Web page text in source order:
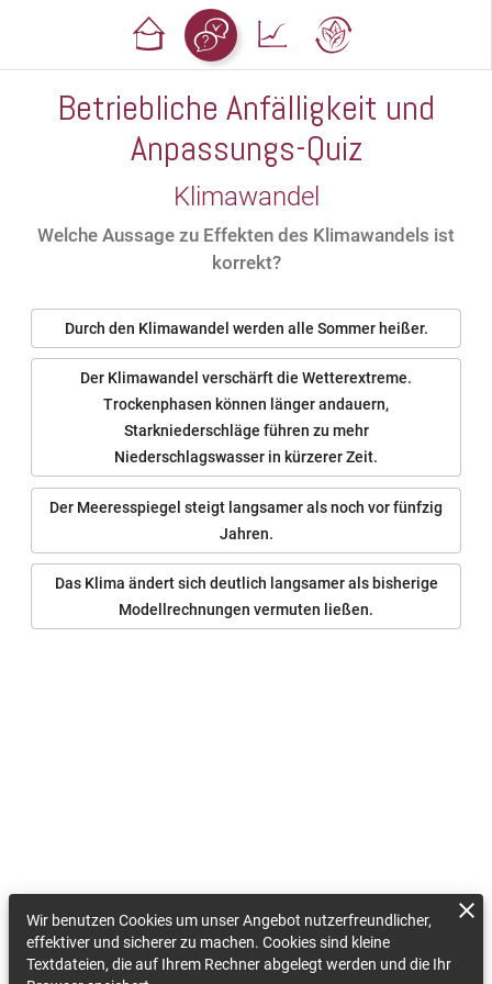
Betriebliche Anfälligkeit und
Anpassungs-Quiz
Klimawandel
Welche Aussage zu Effekten des Klimawandels ist
korrekt?
Durch den Klimawandel werden alle Sommer heißer.
Der Klimawandel verschärft die Wetterextreme.
Trockenphasen können länger andauern,
Starkniederschläge führen zu mehr
Niederschlagswasser in kürzerer Zeit.
Der Meeresspiegel steigt langsamer als noch vor fünfzig
Jahren.
Das Klima ändert sich deutlich langsamer als bisherige
Modellrechnungen vermuten ließen.
Wir benutzen Cookies um unser Angebot nutzerfreundlicher,
effektiver und sicherer zu machen. Cookies sind kleine
Textdateien, die auf Ihrem Rechner abgelegt werden und die Ihr